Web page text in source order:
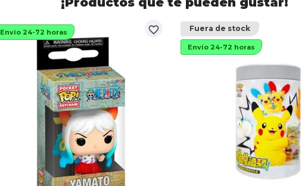
favorite_border
Envío 24-72 horas Fuera de stock
Envío 24-72 horas